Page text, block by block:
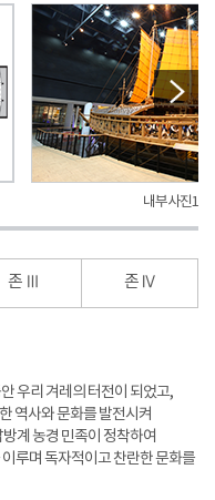
내부사진1
존 Ⅲ 존 Ⅳ
우리 겨레의 터전이 되었고,
역사와 문화를 발전시켜
계 농경 민족이 정착하여
루며 독자적이고 찬란한 문화를